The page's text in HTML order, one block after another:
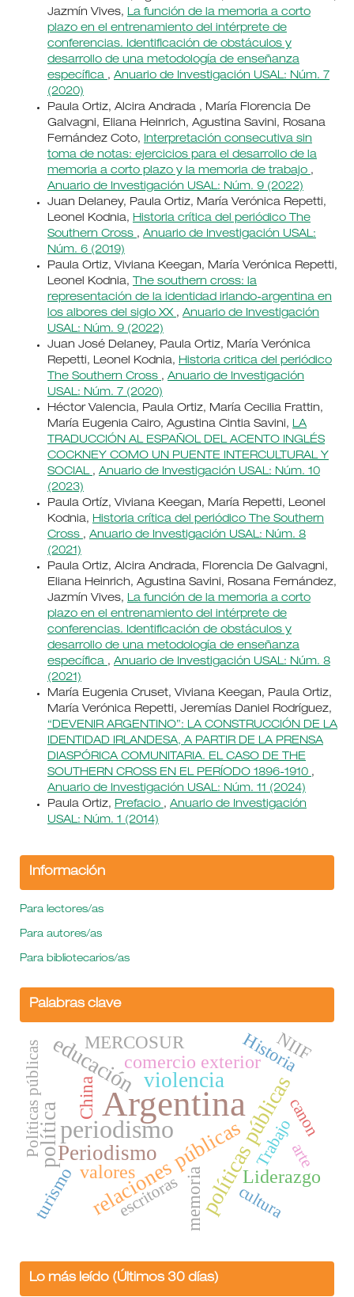
Jazmín Vives, La función de la memoria a corto
plazo en el entrenamiento del intérprete de
conferencias. Identificación de obstáculos y
desarrollo de una metodología de enseñanza
específica , Anuario de Investigación USAL: Núm. 7
(2020)
Paula Ortiz, Alcira Andrada , María Florencia De
Galvagni, Eliana Heinrich, Agustina Savini, Rosana
Fernández Coto, Interpretación consecutiva sin
toma de notas: ejercicios para el desarrollo de la
memoria a corto plazo y la memoria de trabajo ,
Anuario de Investigación USAL: Núm. 9 (2022)
Juan Delaney, Paula Ortiz, María Verónica Repetti,
Leonel Kodnia, Historia crítica del periódico The
Southern Cross , Anuario de Investigación USAL:
Núm. 6 (2019)
Paula Ortiz, Viviana Keegan, María Verónica Repetti,
Leonel Kodnia,
The southern cross: la
representación de la identidad irlando-argentina en
los albores del siglo XX , Anuario de Investigación
USAL: Núm. 9 (2022)
Juan José Delaney, Paula Ortiz, María Verónica
Repetti, Leonel Kodnia, Historia critica del periódico
The Southern Cross , Anuario de Investigación
USAL: Núm. 7 (2020)
Héctor Valencia, Paula Ortiz, María Cecilia Frattin,
María Eugenia Cairo, Agustina Cintia Savini, LA
TRADUCCIÓN AL ESPAÑOL DEL ACENTO INGLÉS
COCKNEY COMO UN PUENTE INTERCULTURAL Y
SOCIAL , Anuario de Investigación USAL: Núm. 10
(2023)
Paula Ortíz, Viviana Keegan, María Repetti, Leonel
Kodnia, Historia crítica del periódico The Southern
Cross , Anuario de Investigación USAL: Núm. 8
(2021)
Paula Ortiz, Alcira Andrada, Florencia De Galvagni,
Eliana Heinrich, Agustina Savini, Rosana Fernández,
Jazmín Vives, La función de la memoria a corto
plazo en el entrenamiento del intérprete de
conferencias. Identificación de obstáculos y
desarrollo de una metodología de enseñanza
específica , Anuario de Investigación USAL: Núm. 8
(2021)
María Eugenia Cruset, Viviana Keegan, Paula Ortiz,
María Verónica Repetti, Jeremías Daniel Rodríguez,
“DEVENIR ARGENTINO”: LA CONSTRUCCIÓN DE LA
IDENTIDAD IRLANDESA, A PARTIR DE LA PRENSA
DIASPÓRICA COMUNITARIA. EL CASO DE THE
SOUTHERN CROSS EN EL PERÍODO 1896-1910 ,
Anuario de Investigación USAL: Núm. 11 (2024)
Paula Ortiz, Prefacio , Anuario de Investigación
USAL: Núm. 1 (2014)
Información
Para lectores/as
Para autores/as
Para bibliotecarios/as
Palabras clave
Argentina
periodismo
educación
políticas públicas
Periodismo
política
violencia
relaciones públicasLiderazgo
valores
comercio exterior
China
Historia
memoria
MERCOSUR
turismo
NIIF
canon
Políticas públicas
escritoras
Trabajoarte
cultura
Lo más leído (Últimos 30 días)